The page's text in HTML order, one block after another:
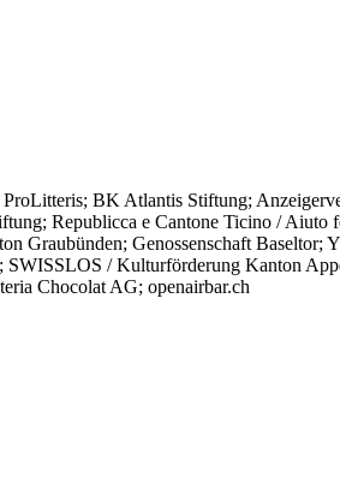
BK Atlantis Stiftung;
Republicca e Cantone Ticino / Aiuto
Graubünden; Genossenschaft
/ Kulturförderung Kanton
Chocolat AG; openairbar.ch